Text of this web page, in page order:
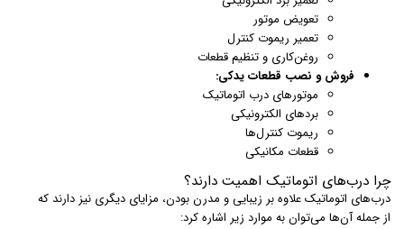
تعویض موتور
تعمیر ریموت کنترل
روغن‌کاری و تنظیم قطعات
فروش و نصب قطعات یدکی:
موتورهای درب اتوماتیک
بردهای الکترونیکی
ریموت کنترل‌ها
قطعات مکانیکی
چرا درب‌های اتوماتیک اهمیت دارند؟
درب‌های اتوماتیک علاوه بر زیبایی و مدرن بودن، مزایای دیگری نیز دارند که
از جمله آن‌ها می‌توان به موارد زیر اشاره کرد: